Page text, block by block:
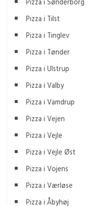
Pizza i Tilst
Pizza i Tinglev
Pizza i Tønder
Pizza i Ulstrup
Pizza i Valby
Pizza i Vamdrup
Pizza i Vejen
Pizza i Vejle
Pizza i Vejle Øst
Pizza i Vojens
Pizza i Værløse
Pizza i Åbyhøj